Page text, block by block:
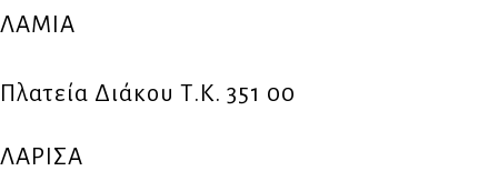
ΛΑΜΙΑ
Πλατεία Διάκου Τ.Κ. 351 00
ΛΑΡΙΣΑ